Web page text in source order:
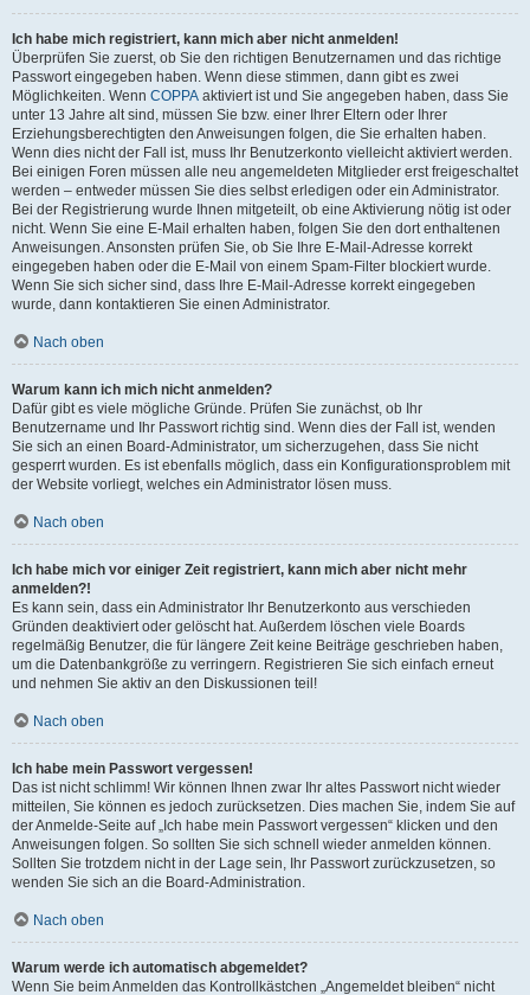
Ich habe mich registriert, kann mich aber nicht anmelden!
Überprüfen Sie zuerst, ob Sie den richtigen Benutzernamen und das richtige
Passwort eingegeben haben. Wenn diese stimmen, dann gibt es zwei
Möglichkeiten. Wenn COPPA aktiviert ist und Sie angegeben haben, dass Sie
unter 13 Jahre alt sind, müssen Sie bzw. einer Ihrer Eltern oder Ihrer
Erziehungsberechtigten den Anweisungen folgen, die Sie erhalten haben.
Wenn dies nicht der Fall ist, muss Ihr Benutzerkonto vielleicht aktiviert werden.
Bei einigen Foren müssen alle neu angemeldeten Mitglieder erst freigeschaltet
werden – entweder müssen Sie dies selbst erledigen oder ein Administrator.
Bei der Registrierung wurde Ihnen mitgeteilt, ob eine Aktivierung nötig ist oder
nicht. Wenn Sie eine E-Mail erhalten haben, folgen Sie den dort enthaltenen
Anweisungen. Ansonsten prüfen Sie, ob Sie Ihre E-Mail-Adresse korrekt
eingegeben haben oder die E-Mail von einem Spam-Filter blockiert wurde.
Wenn Sie sich sicher sind, dass Ihre E-Mail-Adresse korrekt eingegeben
wurde, dann kontaktieren Sie einen Administrator.
Nach oben
Warum kann ich mich nicht anmelden?
Dafür gibt es viele mögliche Gründe. Prüfen Sie zunächst, ob Ihr
Benutzername und Ihr Passwort richtig sind. Wenn dies der Fall ist, wenden
Sie sich an einen Board-Administrator, um sicherzugehen, dass Sie nicht
gesperrt wurden. Es ist ebenfalls möglich, dass ein Konfigurationsproblem mit
der Website vorliegt, welches ein Administrator lösen muss.
Nach oben
Ich habe mich vor einiger Zeit registriert, kann mich aber nicht mehr
anmelden?!
Es kann sein, dass ein Administrator Ihr Benutzerkonto aus verschieden
Gründen deaktiviert oder gelöscht hat. Außerdem löschen viele Boards
regelmäßig Benutzer, die für längere Zeit keine Beiträge geschrieben haben,
um die Datenbankgröße zu verringern. Registrieren Sie sich einfach erneut
und nehmen Sie aktiv an den Diskussionen teil!
Nach oben
Ich habe mein Passwort vergessen!
Das ist nicht schlimm! Wir können Ihnen zwar Ihr altes Passwort nicht wieder
mitteilen, Sie können es jedoch zurücksetzen. Dies machen Sie, indem Sie auf
der Anmelde-Seite auf „Ich habe mein Passwort vergessen“ klicken und den
Anweisungen folgen. So sollten Sie sich schnell wieder anmelden können.
Sollten Sie trotzdem nicht in der Lage sein, Ihr Passwort zurückzusetzen, so
wenden Sie sich an die Board-Administration.
Nach oben
Warum werde ich automatisch abgemeldet?
Wenn Sie beim Anmelden das Kontrollkästchen „Angemeldet bleiben“ nicht